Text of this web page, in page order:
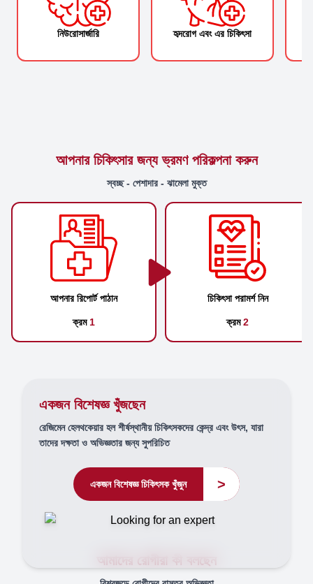
নিউরোসার্জারি হৃদরোগ এবং এর চিকিৎসা
আপনার চিকিৎসার জন্য ভ্রমণ পরিকল্পনা করুন
স্বচ্ছ - পেশাদার - ঝামেলা মুক্ত
আপনার রিপোর্ট পাঠান
ক্রম 1
চিকিৎসা পরামর্শ নিন
ক্রম2
একজন বিশেষজ্ঞ খুঁজছেন
রেজিমেন হেলথকেয়ার হল শীর্ষস্থানীয় চিকিৎসকদের কেন্দ্র এবং উৎস, যারা
তাদের দক্ষতা ও অভিজ্ঞতার জন্য সুপরিচিত
একজন বিশেষজ্ঞ চিকিৎসক খুঁজুন >
আমাদের রোগীরা কী বলছেন